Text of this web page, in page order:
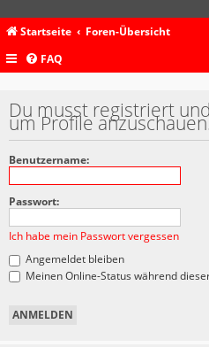
Startseite Foren-Übersicht
FAQ
Du musst registriert
um Profile
Benutzername:
Passwort:
Ich habe mein Passwort vergessen
Angemeldet bleiben
Meinen Online-Status während